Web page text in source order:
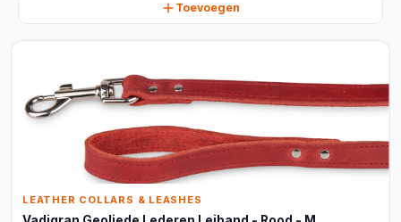
Toevoegen
LEATHER COLLARS & LEASHES